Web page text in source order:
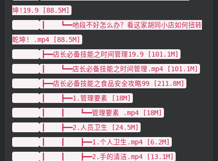
坤!19.9 [88.5M]
┃ ┗━━地段不好怎么办？看这家胡同小店如何扭转
乾坤! .mp4 [88.5M]
┣━━店长必备技能之时间管理19.9 [101.1M]
┃ ┗━━店长必备技能之时间管理.mp4 [101.1M]
┣━━店长必备技能之食品安全攻略99 [211.8M]
┃ ┣━━1.管理要素 [18M]
┃ ┃ ┗━━管理要素 .mp4 [18M]
┃ ┣━━2.人员卫生 [24.5M]
┃ ┃ ┣━━1.个人卫生.mp4 [6.2M]
┃ ┃ ┣━━2.手的清洁.mp4 [13.1M]